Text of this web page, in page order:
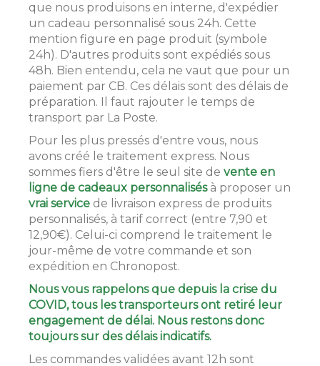
que nous produisons en interne, d'expédier
un cadeau personnalisé sous 24h. Cette
mention figure en page produit (symbole
24h). D'autres produits sont expédiés sous
48h. Bien entendu, cela ne vaut que pour un
paiement par CB. Ces délais sont des délais de
préparation. Il faut rajouter le temps de
transport par La Poste.
Pour les plus pressés d'entre vous, nous
avons créé le traitement express. Nous
sommes fiers d'être le seul site de vente en
ligne de cadeaux personnalisésà proposer un
vrai service de livraison express de produits
personnalisés, à tarif correct (entre 7,90 et
12,90€). Celui-ci comprend le traitement le
jour-même de votre commande et son
expédition en Chronopost.
Nous vous rappelons que depuis la crise du
COVID, tous les transporteurs ont retiré leur
engagement de délai. Nous restons donc
toujours sur des délais indicatifs.
Les commandes validées avant 12h sont